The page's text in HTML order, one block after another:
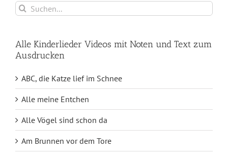
Suche
nach:
Alle Kinderlieder Videos mit Noten und Text zum
Ausdrucken
ABC, die Katze lief im Schnee
Alle meine Entchen
Alle Vögel sind schon da
Am Brunnen vor dem Tore